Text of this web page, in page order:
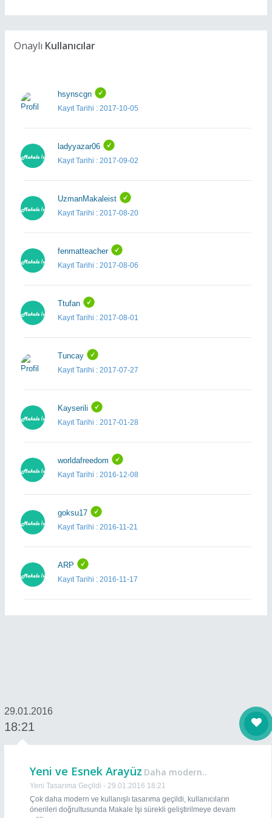
Onaylı Kullanıcılar
hsynscgn
Kayıt Tarihi : 2017-10-05
ladyyazar06
Kayıt Tarihi : 2017-09-02
UzmanMakaleist
Kayıt Tarihi : 2017-08-20
fenmatteacher
Kayıt Tarihi : 2017-08-06
Ttufan
Kayıt Tarihi : 2017-08-01
Tuncay
Kayıt Tarihi : 2017-07-27
Kayserili
Kayıt Tarihi : 2017-01-28
worldafreedom
Kayıt Tarihi : 2016-12-08
goksu17
Kayıt Tarihi : 2016-11-21
ARP
Kayıt Tarihi : 2016-11-17
bugrassd
gulay
Kayıt Tarihi : 2016-04-23
29.01.2016
18:21
Yeni ve Esnek Arayüz Daha modern..
Yeni Tasarıma Geçildi - 29.01.2016 18:21
Çok daha modern ve kullanışlı tasarıma geçildi, kullanıcıların
önerileri doğrultusunda Makale İşi sürekli geliştirilmeye devam